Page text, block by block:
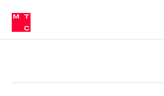
Медиа-центр
и акционерам
Устойчивое развитие
Комплаенс и деловая этика
компании
Карьера
в МТС